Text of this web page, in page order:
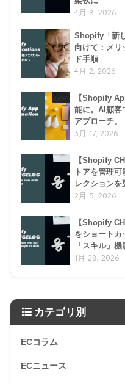
4月 8, 2026
Shopify「新
向けて：メリ
ド手順
4月 2, 2026
【Shopify
能に。AI顧客
アプローチ。
3月 17, 2026
【Shopify
トアを管理
レクションを
2月 5, 2026
【Shopify
をショートカ
「スキル」機
1月 28, 2026
カテゴリ別
ECコラム
ECニュース